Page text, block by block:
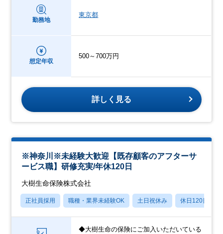
勤務地
東京都
想定年収
500～700万円
詳しく見る
※神奈川※未経験大歓迎【既存顧客のアフターサ
ービス職】研修充実/年休120日
大樹生命保険株式会社
正社員採用 職種・業界未経験OK 土日祝休み 休日120日以上
◆大樹生命の保険にご加入いただいている